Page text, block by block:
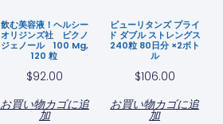
飲む美容液！ヘルシー
オリジンズ社 ピクノ
ジェノール 100 Mg,
120 粒
$92.00
お買い物カゴに追
加
ピューリタンズ プライ
ド ダブル ストレングス
240粒 80日分 ×2ボト
ル
$106.00
お買い物カゴに追
加